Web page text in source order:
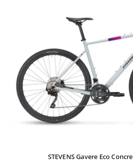
STEVENS Gavere Eco